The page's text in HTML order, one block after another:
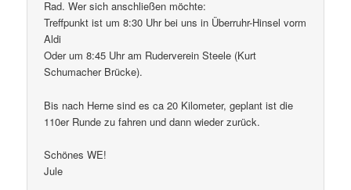
Rad. Wer sich anschließen möchte:
Treffpunkt ist um 8:30 Uhr bei uns in Überruhr-Hinsel vorm
Aldi
Oder um 8:45 Uhr am Ruderverein Steele (Kurt
Schumacher Brücke).
Bis nach Herne sind es ca 20 Kilometer, geplant ist die
110er Runde zu fahren und dann wieder zurück.
Schönes WE!
Jule